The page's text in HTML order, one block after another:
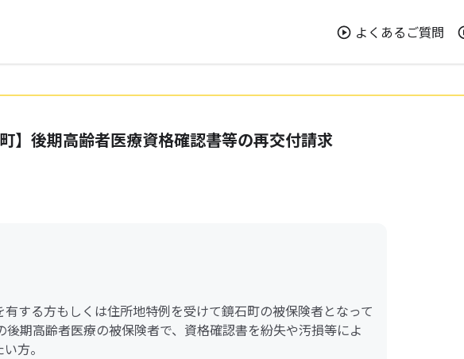
よくあるご質問
町】後期高齢者医療資格確認書等の再交付請求
する方もしくは住所地特例を受けて鏡石町の被保険者となって
後期高齢者医療の被保険者で、資格確認書を紛失や汚損等によ
方。